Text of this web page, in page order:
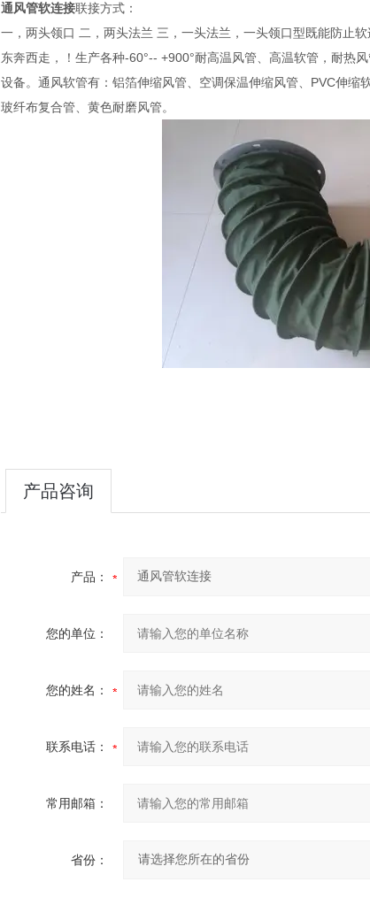
通风管软连接联接方式：
一，两头领口 二，两头法兰 三，一头法兰，一头领口型既能防止
东奔西走，！生产各种-60°-- +900°耐高温风管、高温软管，耐热
设备。通风软管有：铝箔伸缩风管、空调保温伸缩风管、PVC伸缩
玻纤布复合管、黄色耐磨风管。
产品咨询
产品：
您的单位：
您的姓名：
联系电话：
常用邮箱：
省份：